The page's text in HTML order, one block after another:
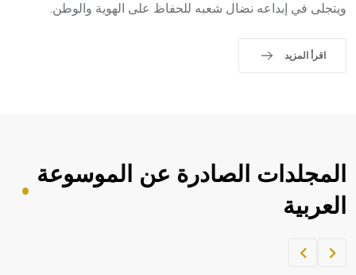
ويتجلى في إبداعه نضال شعبه للحفاظ على الهوية والوطن.
اقرأ المزيد
المجلدات الصادرة عن الموسوعة
العربية